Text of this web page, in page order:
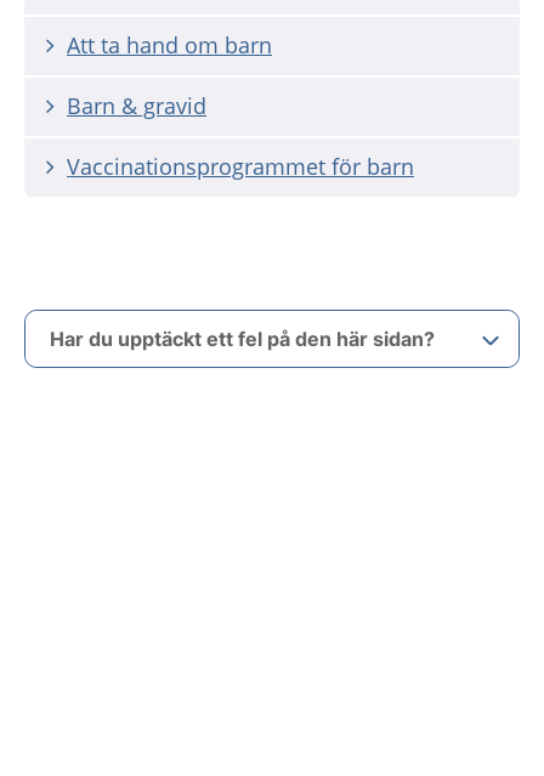
Att ta hand om barn
Barn & gravid
Vaccinationsprogrammet för barn
Har du upptäckt ett fel på den här sidan?